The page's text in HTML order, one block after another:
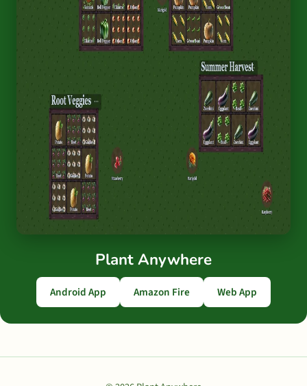
Plant Anywhere
Android App Amazon Fire Web App